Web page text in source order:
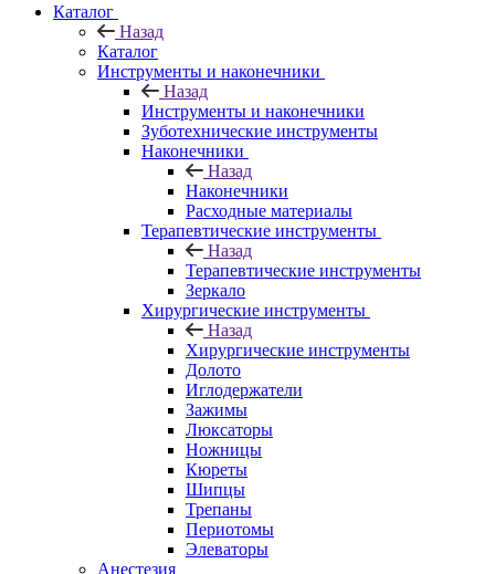
Каталог
Назад
Каталог
Инструменты и наконечники
Назад
Инструменты и наконечники
Зуботехнические инструменты
Наконечники
Назад
Наконечники
Расходные материалы
Терапевтические инструменты
Назад
Терапевтические инструменты
Зеркало
Хирургические инструменты
Назад
Хирургические инструменты
Долото
Иглодержатели
Зажимы
Люксаторы
Ножницы
Кюреты
Шипцы
Трепаны
Периотомы
Элеваторы
Анестезия